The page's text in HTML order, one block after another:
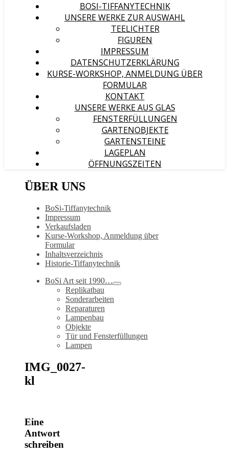
BOSI-TIFFANYTECHNIK
UNSERE WERKE ZUR AUSWAHL
TEELICHTER
FIGUREN
IMPRESSUM
DATENSCHUTZERKLÄRUNG
KURSE-WORKSHOP, ANMELDUNG ÜBER
FORMULAR
KONTAKT
UNSERE WERKE AUS GLAS
FENSTERFÜLLUNGEN
GARTENOBJEKTE
GARTENSTEINE
LAGEPLAN
ÖFFNUNGSZEITEN
ÜBER UNS
BoSi-Tiffanytechnik
Impressum
Verkaufsladen
Kurse-Workshop, Anmeldung über
Formular
Inhaltsverzeichnis
Historie-Tiffanytechnik
BoSi Art seit 1990…
Replikatbau
Sonderarbeiten
Reparaturen
Lampenbau
Objekte
Tür und Fensterfüllungen
Lampen
IMG_0027-
kl
Eine
Antwort
schreiben